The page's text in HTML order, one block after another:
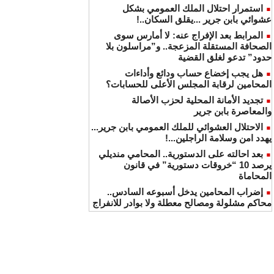
استمرار احتلال الملك العمومي بشكل
عشوائي بابن جرير ...يقلق السكان..!
المرابط بعد الإفراج عنه: لا أمارس سوى
الصحافة المستقلة المزعجة.. و”مراسلون بلا
حدود” تدعو لغلق القضية
هل يجب إخضاع حساب ودائع وأداءات
المحامين لرقابة المجلس الأعلى للحسابات؟
تجديد الأمانة المحلية لحزب الأصالة
والمعاصرة بابن جرير
الاحتلال العشوائي للملك العمومي بابن جرير...
يهدد امن وسلامة الراجلين...!
بعد احالته على الدستورية.. المحامي منديلي
يرصد 10 “خروقات دستورية” في قانون
المحاماة
إضراب المحامين يدخل أسبوعه السادس..
محاكم مشلولة ومصالح معطلة ولا بوادر للانفراج